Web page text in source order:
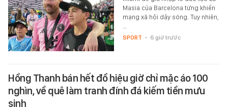
Masia của Barcelona từng khiến
mạng xã hội dậy sóng. Tuy nhiên,
SPORT - 6 giờ trước
Hồng Thanh bán hết đồ hiệu giờ chỉ mặc áo 100
nghìn, về quê làm tranh đính đá kiếm tiền mưu
sinh